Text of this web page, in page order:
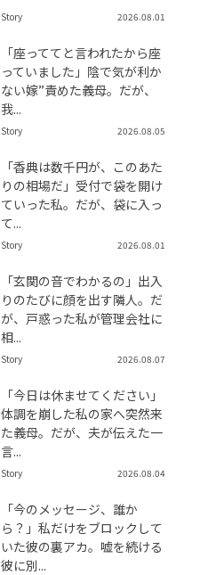
Story 2026.08.01
「座っててと言われたから座
っていました」陰で気が利か
ない嫁”責めた義母。だが、
我...
Story 2026.08.05
「香典は数千円が、このあた
りの相場だ」受付で袋を開け
ていった私。だが、袋に入っ
て...
Story 2026.08.01
「玄関の音でわかるの」出入
りのたびに顔を出す隣人。だ
が、戸惑った私が管理会社に
相...
Story 2026.08.07
「今日は休ませてください」
体調を崩した私の家へ突然来
た義母。だが、夫が伝えた一
言...
Story 2026.08.04
「今のメッセージ、誰か
ら？」私だけをブロックして
いた彼の裏アカ。嘘を続ける
彼に別...